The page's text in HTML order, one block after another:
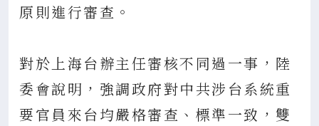
原則進行審查。
對於上海台辦主任審核不同過一事，陸
委會說明，強調政府對中共涉台系統重
要官員來台均嚴格審查、標準一致，雙